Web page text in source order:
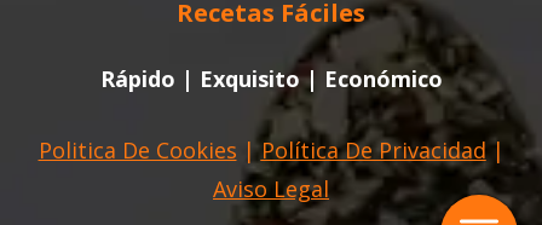
Recetas Fáciles
Rápido | Exquisito | Económico
Politica De Cookies |Política De Privacidad |
Aviso Legal